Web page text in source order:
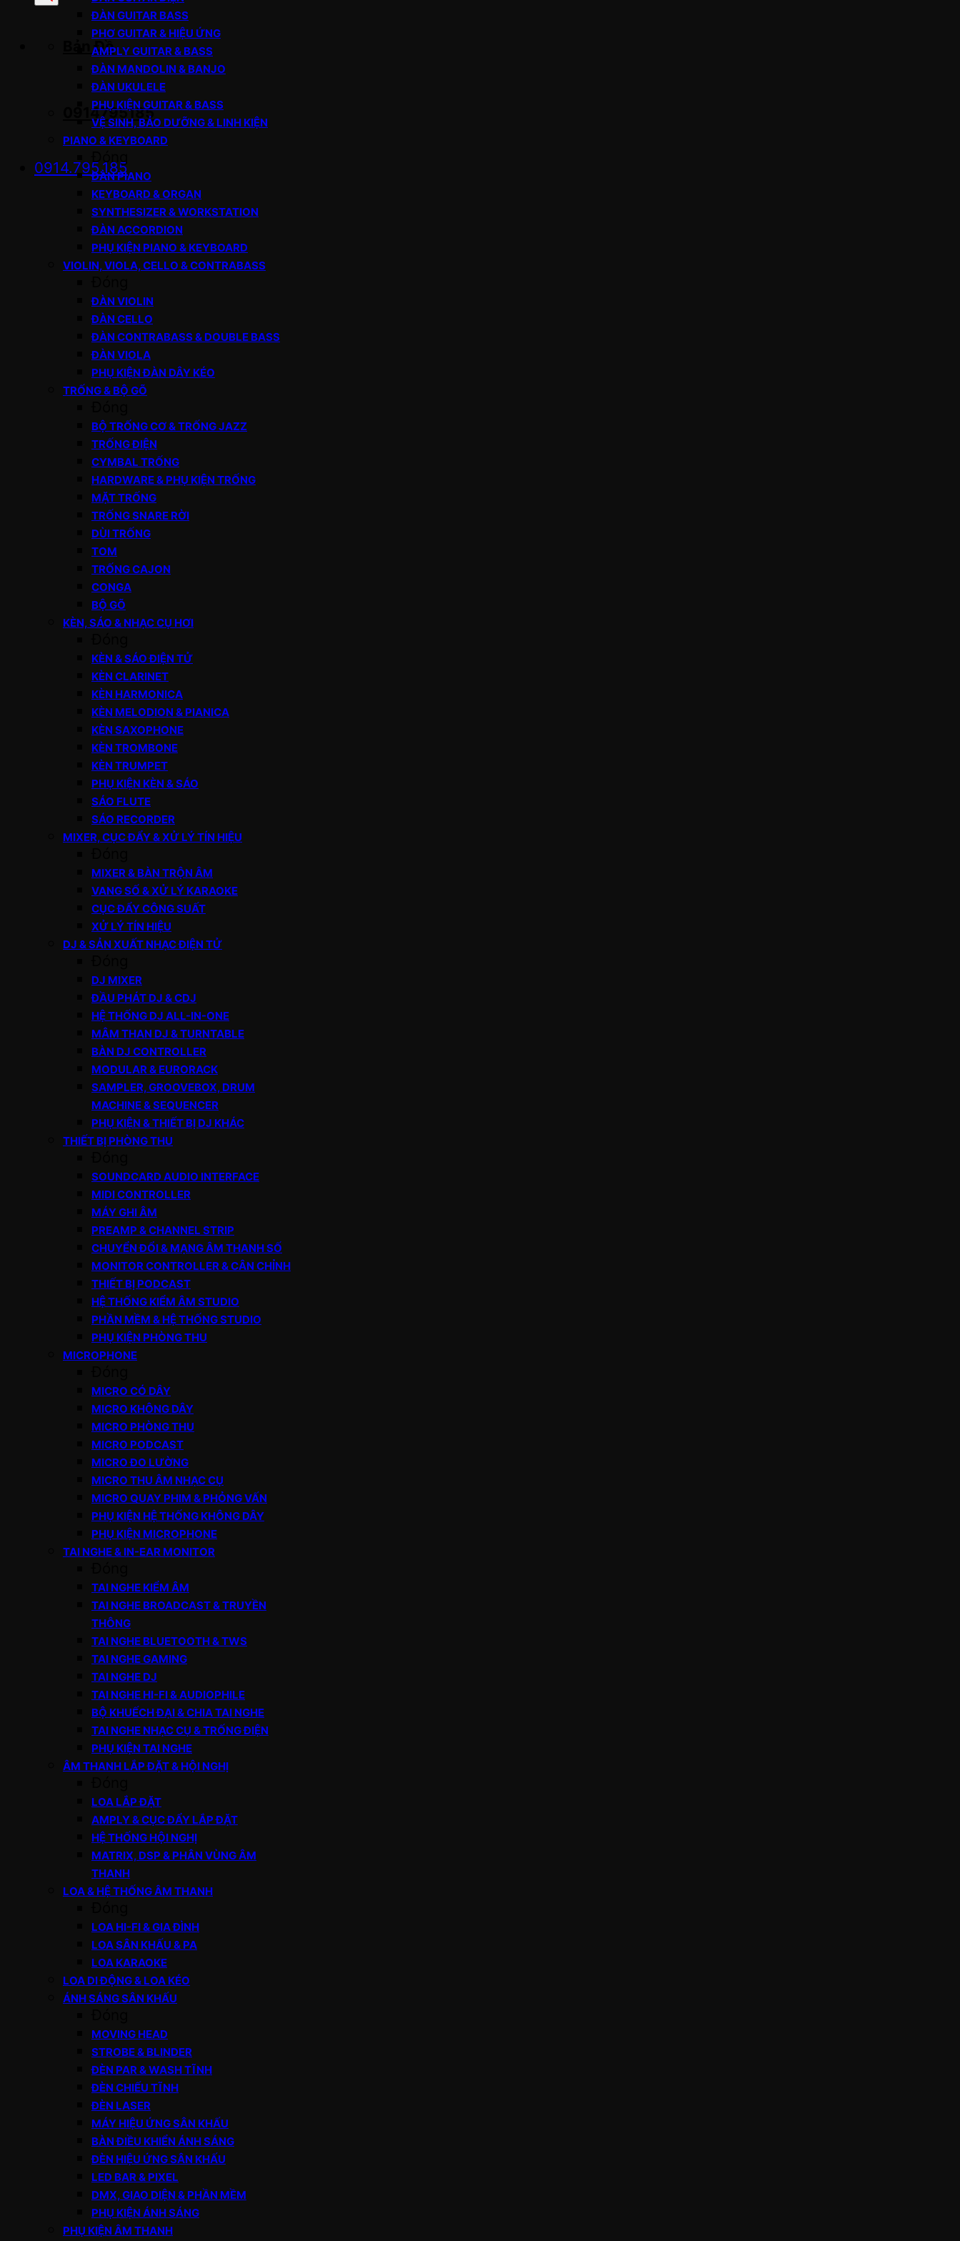
Bản Đồ
0914795185
0914.795.185
ĐÀN GUITAR BASS
PHƠ GUITAR & HIỆU ỨNG
AMPLY GUITAR & BASS
ĐÀN MANDOLIN & BANJO
ĐÀN UKULELE
PHỤ KIỆN GUITAR & BASS
VỆ SINH, BẢO DƯỠNG & LINH KIỆN
PIANO & KEYBOARD
ĐÀN PIANO
KEYBOARD & ORGAN
SYNTHESIZER & WORKSTATION
ĐÀN ACCORDION
PHỤ KIỆN PIANO & KEYBOARD
VIOLIN, VIOLA, CELLO & CONTRABASS
ĐÀN VIOLIN
ĐÀN CELLO
ĐÀN CONTRABASS & DOUBLE BASS
ĐÀN VIOLA
PHỤ KIỆN ĐÀN DÂY KÉO
TRỐNG & BỘ GÕ
BỘ TRỐNG CƠ & TRỐNG JAZZ
TRỐNG ĐIỆN
CYMBAL TRỐNG
HARDWARE & PHỤ KIỆN TRỐNG
MẶT TRỐNG
TRỐNG SNARE RỜI
DÙI TRỐNG
TOM
TRỐNG CAJON
CONGA
BỘ GÕ
KÈN, SÁO & NHẠC CỤ HƠI
KÈN & SÁO ĐIỆN TỬ
KÈN CLARINET
KÈN HARMONICA
KÈN MELODION & PIANICA
KÈN SAXOPHONE
KÈN TROMBONE
KÈN TRUMPET
PHỤ KIỆN KÈN & SÁO
SÁO FLUTE
SÁO RECORDER
MIXER, CỤC ĐẨY & XỬ LÝ TÍN HIỆU
MIXER & BÀN TRỘN ÂM
VANG SỐ & XỬ LÝ KARAOKE
CỤC ĐẨY CÔNG SUẤT
XỬ LÝ TÍN HIỆU
DJ & SẢN XUẤT NHẠC ĐIỆN TỬ
DJ MIXER
ĐẦU PHÁT DJ & CDJ
HỆ THỐNG DJ ALL-IN-ONE
MÂM THAN DJ & TURNTABLE
BÀN DJ CONTROLLER
MODULAR & EURORACK
SAMPLER, GROOVEBOX, DRUM
MACHINE & SEQUENCER
PHỤ KIỆN & THIẾT BỊ DJ KHÁC
THIẾT BỊ PHÒNG THU
SOUNDCARD AUDIO INTERFACE
MIDI CONTROLLER
MÁY GHI ÂM
PREAMP & CHANNEL STRIP
CHUYỂN ĐỔI & MẠNG ÂM THANH SỐ
MONITOR CONTROLLER & CÂN CHỈNH
THIẾT BỊ PODCAST
HỆ THỐNG KIỂM ÂM STUDIO
PHẦN MỀM & HỆ THỐNG STUDIO
PHỤ KIỆN PHÒNG THU
MICROPHONE
MICRO CÓ DÂY
MICRO KHÔNG DÂY
MICRO PHÒNG THU
MICRO PODCAST
MICRO ĐO LƯỜNG
MICRO THU ÂM NHẠC CỤ
MICRO QUAY PHIM & PHỎNG VẤN
PHỤ KIỆN HỆ THỐNG KHÔNG DÂY
PHỤ KIỆN MICROPHONE
TAI NGHE & IN-EAR MONITOR
TAI NGHE KIỂM ÂM
TAI NGHE BROADCAST & TRUYỀN
THÔNG
TAI NGHE BLUETOOTH & TWS
TAI NGHE GAMING
TAI NGHE DJ
TAI NGHE HI-FI & AUDIOPHILE
BỘ KHUẾCH ĐẠI & CHIA TAI NGHE
TAI NGHE NHẠC CỤ & TRỐNG ĐIỆN
PHỤ KIỆN TAI NGHE
ÂM THANH LẮP ĐẶT & HỘI NGHỊ
LOA LẮP ĐẶT
AMPLY & CỤC ĐẨY LẮP ĐẶT
HỆ THỐNG HỘI NGHỊ
MATRIX, DSP & PHÂN VÙNG ÂM
THANH
LOA & HỆ THỐNG ÂM THANH
LOA HI-FI & GIA ĐÌNH
LOA SÂN KHẤU & PA
LOA KARAOKE
LOA DI ĐỘNG & LOA KÉO
ÁNH SÁNG SÂN KHẤU
MOVING HEAD
STROBE & BLINDER
ĐÈN PAR & WASH TĨNH
ĐÈN CHIẾU TĨNH
ĐÈN LASER
MÁY HIỆU ỨNG SÂN KHẤU
BÀN ĐIỀU KHIỂN ÁNH SÁNG
ĐÈN HIỆU ỨNG SÂN KHẤU
LED BAR & PIXEL
DMX, GIAO DIỆN & PHẦN MỀM
PHỤ KIỆN ÁNH SÁNG
PHỤ KIỆN ÂM THANH